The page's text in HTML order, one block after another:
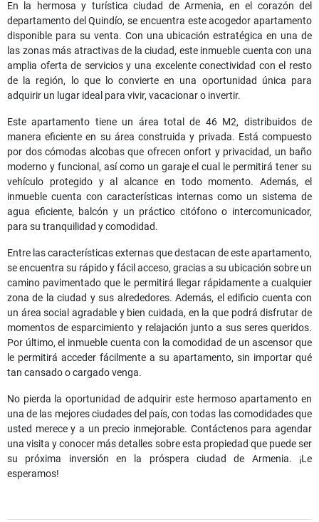
En la hermosa y turística ciudad de Armenia, en el corazón del
departamento del Quindío, se encuentra este acogedor apartamento
disponible para su venta. Con una ubicación estratégica en una de
las zonas más atractivas de la ciudad, este inmueble cuenta con una
amplia oferta de servicios y una excelente conectividad con el resto
de la región, lo que lo convierte en una oportunidad única para
adquirir un lugar ideal para vivir, vacacionar o invertir.
Este apartamento tiene un área total de 46 M2, distribuidos de
manera eficiente en su área construida y privada. Está compuesto
por dos cómodas alcobas que ofrecen onfort y privacidad, un baño
moderno y funcional, así como un garaje el cual le permitirá tener su
vehículo protegido y al alcance en todo momento. Además, el
inmueble cuenta con características internas como un sistema de
agua eficiente, balcón y un práctico citófono o intercomunicador,
para su tranquilidad y comodidad.
Entre las características externas que destacan de este apartamento,
se encuentra su rápido y fácil acceso, gracias a su ubicación sobre un
camino pavimentado que le permitirá llegar rápidamente a cualquier
zona de la ciudad y sus alrededores. Además, el edificio cuenta con
un área social agradable y bien cuidada, en la que podrá disfrutar de
momentos de esparcimiento y relajación junto a sus seres queridos.
Por último, el inmueble cuenta con la comodidad de un ascensor que
le permitirá acceder fácilmente a su apartamento, sin importar qué
tan cansado o cargado venga.
No pierda la oportunidad de adquirir este hermoso apartamento en
una de las mejores ciudades del país, con todas las comodidades que
usted merece y a un precio inmejorable. Contáctenos para agendar
una visita y conocer más detalles sobre esta propiedad que puede ser
su próxima inversión en la próspera ciudad de Armenia. ¡Le
esperamos!